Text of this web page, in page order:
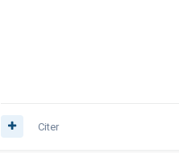
Citer